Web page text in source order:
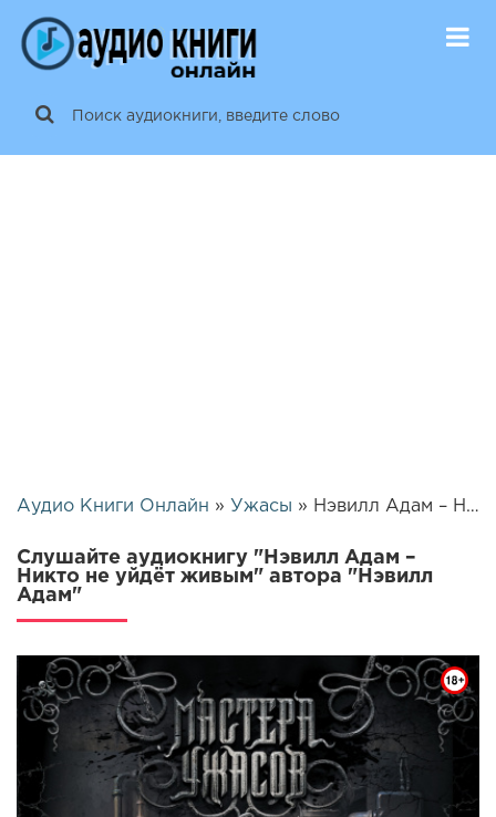
Аудио Книги Онлайн » Ужасы » Нэвилл Адам – Никто не уйдёт живым | 25441
Слушайте аудиокнигу "Нэвилл Адам –
Никто не уйдёт живым" автора "Нэвилл
Адам"